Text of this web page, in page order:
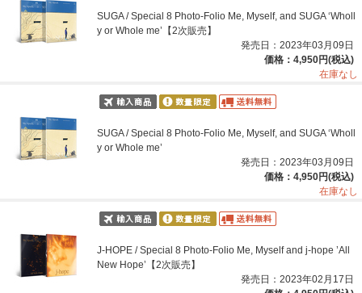
SUGA / Special 8 Photo-Folio Me, Myself, and SUGA ‘Wholl
y or Whole me’【2次販売】
発売日：2023年03月09日
価格：4,950円(税込)
在庫なし
SUGA / Special 8 Photo-Folio Me, Myself, and SUGA ‘Wholl
y or Whole me’
発売日：2023年03月09日
価格：4,950円(税込)
在庫なし
J-HOPE / Special 8 Photo-Folio Me, Myself and j-hope ’All
New Hope’【2次販売】
発売日：2023年02月17日